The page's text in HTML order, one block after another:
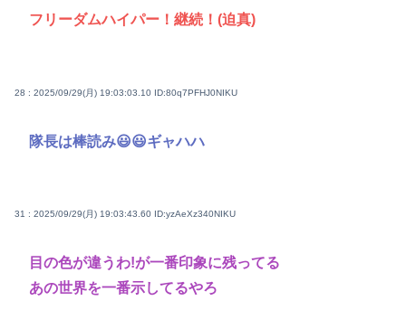
フリーダムハイパー！継続！(迫真)
28 : 2025/09/29(月) 19:03:03.10 ID:80q7PFHJ0NIKU
隊長は棒読み😃😃ギャハハ
31 : 2025/09/29(月) 19:03:43.60 ID:yzAeXz340NIKU
目の色が違うわ!が一番印象に残ってる
あの世界を一番示してるやろ